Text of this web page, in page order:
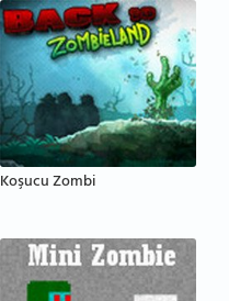
Koşucu Zombi